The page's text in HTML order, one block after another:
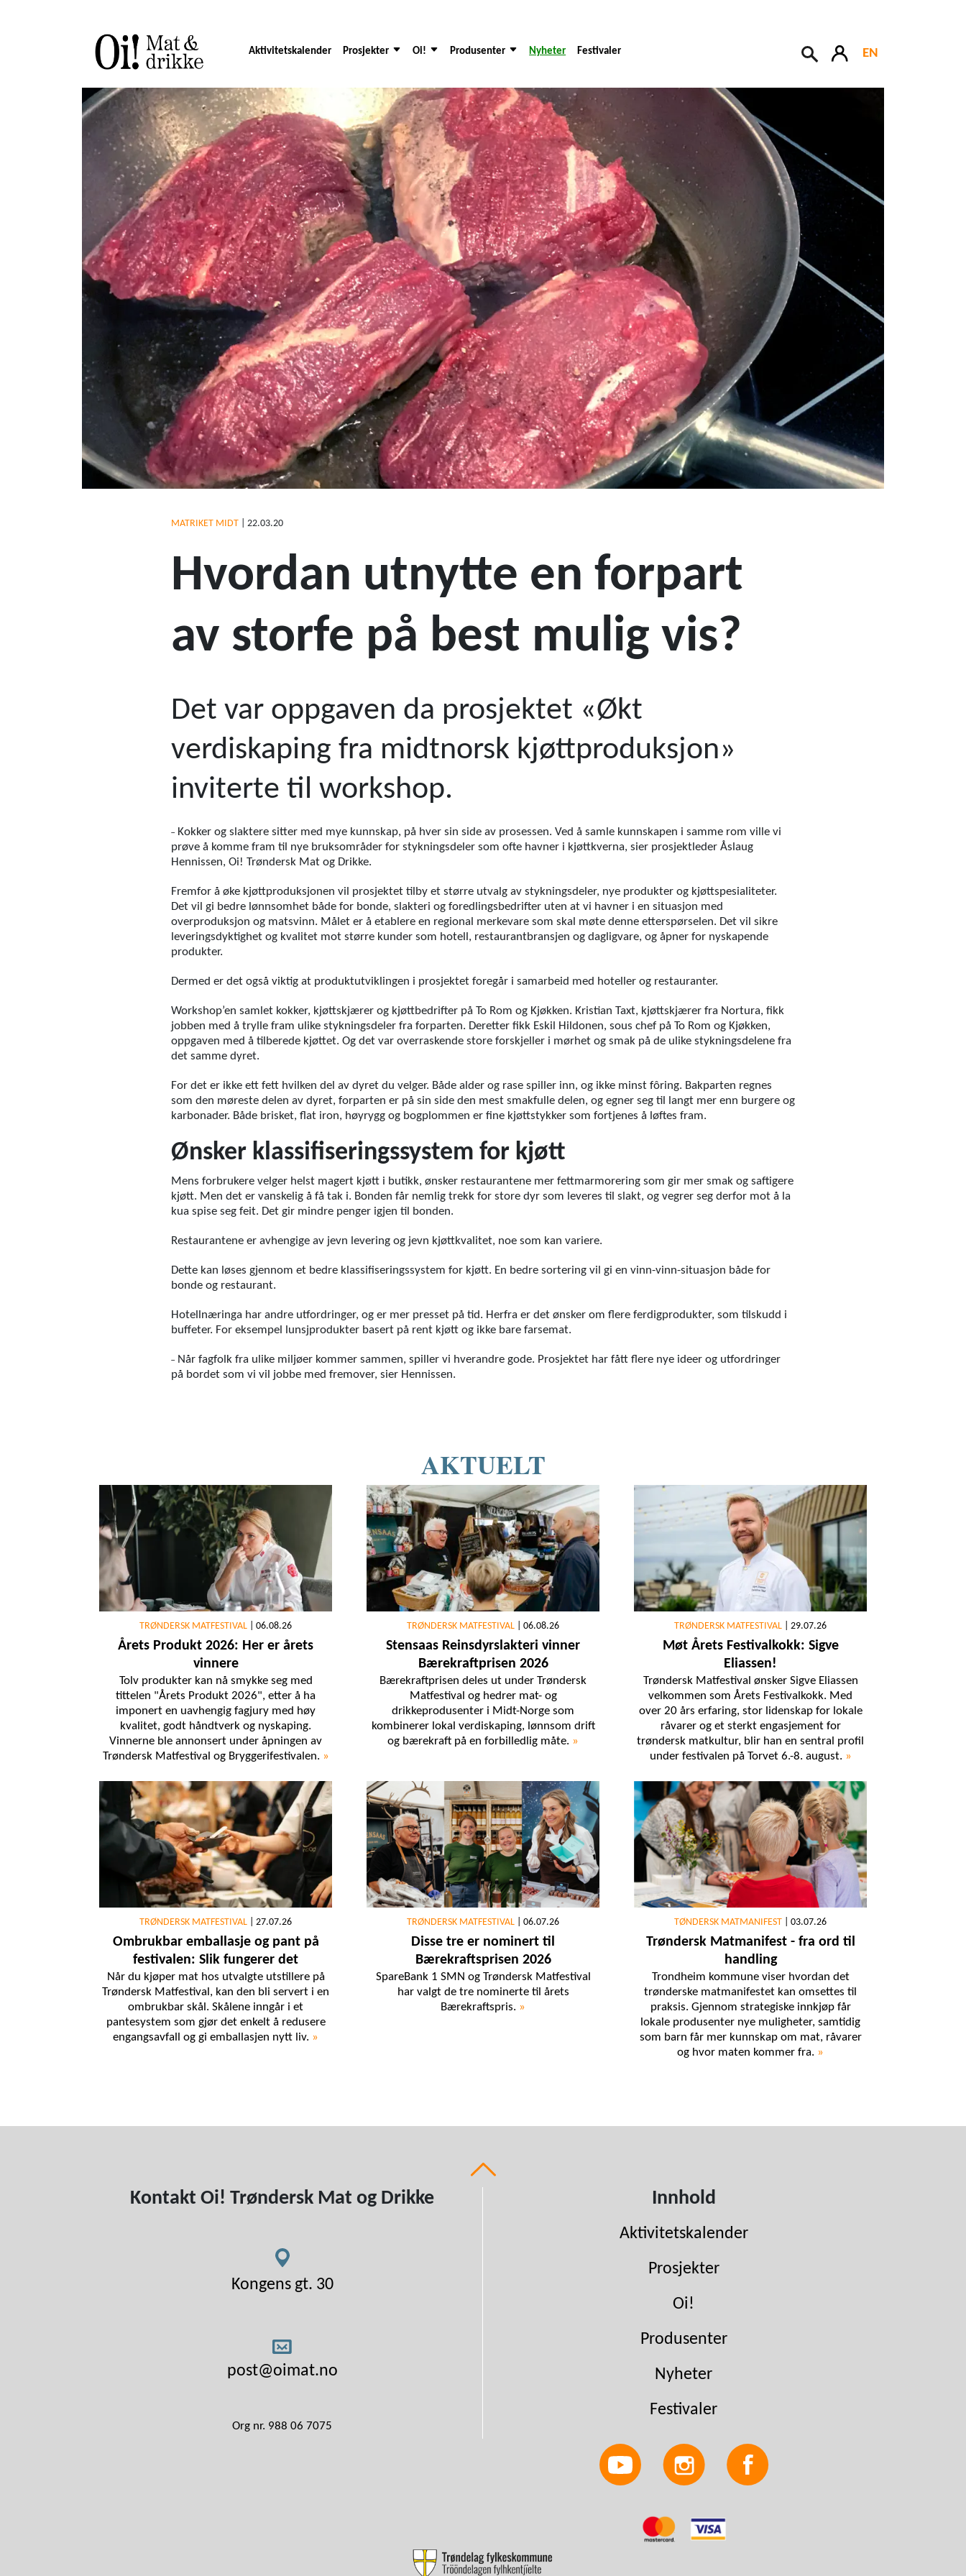
Aktivitetskalender Prosjekter Oi! Produsenter Nyheter Festivaler Søk EN
MATRIKET MIDT| 22.03.20
Hvordan utnytte en forpart
av storfe på best mulig vis?
Det var oppgaven da prosjektet «Økt
verdiskaping fra midtnorsk kjøttproduksjon»
inviterte til workshop.
˗ Kokker og slaktere sitter med mye kunnskap, på hver sin side av prosessen. Ved å samle kunnskapen i samme rom ville vi
prøve å komme fram til nye bruksområder for stykningsdeler som ofte havner i kjøttkverna, sier prosjektleder Åslaug
Hennissen, Oi! Trøndersk Mat og Drikke.
Fremfor å øke kjøttproduksjonen vil prosjektet tilby et større utvalg av stykningsdeler, nye produkter og kjøttspesialiteter.
Det vil gi bedre lønnsomhet både for bonde, slakteri og foredlingsbedrifter uten at vi havner i en situasjon med
overproduksjon og matsvinn. Målet er å etablere en regional merkevare som skal møte denne etterspørselen. Det vil sikre
leveringsdyktighet og kvalitet mot større kunder som hotell, restaurantbransjen og dagligvare, og åpner for nyskapende
produkter.
Dermed er det også viktig at produktutviklingen i prosjektet foregår i samarbeid med hoteller og restauranter.
Workshop’en samlet kokker, kjøttskjærer og kjøttbedrifter på To Rom og Kjøkken. Kristian Taxt, kjøttskjærer fra Nortura, fikk
jobben med å trylle fram ulike stykningsdeler fra forparten. Deretter fikk Eskil Hildonen, sous chef på To Rom og Kjøkken,
oppgaven med å tilberede kjøttet. Og det var overraskende store forskjeller i mørhet og smak på de ulike stykningsdelene fra
det samme dyret.
For det er ikke ett fett hvilken del av dyret du velger. Både alder og rase spiller inn, og ikke minst fôring. Bakparten regnes
som den møreste delen av dyret, forparten er på sin side den mest smakfulle delen, og egner seg til langt mer enn burgere og
karbonader. Både brisket, flat iron, høyrygg og bogplommen er fine kjøttstykker som fortjenes å løftes fram.
Ønsker klassifiseringssystem for kjøtt
Mens forbrukere velger helst magert kjøtt i butikk, ønsker restaurantene mer fettmarmorering som gir mer smak og saftigere
kjøtt. Men det er vanskelig å få tak i. Bonden får nemlig trekk for store dyr som leveres til slakt, og vegrer seg derfor mot å la
kua spise seg feit. Det gir mindre penger igjen til bonden.
Restaurantene er avhengige av jevn levering og jevn kjøttkvalitet, noe som kan variere.
Dette kan løses gjennom et bedre klassifiseringssystem for kjøtt. En bedre sortering vil gi en vinn-vinn-situasjon både for
bonde og restaurant.
Hotellnæringa har andre utfordringer, og er mer presset på tid. Herfra er det ønsker om flere ferdigprodukter, som tilskudd i
buffeter. For eksempel lunsjprodukter basert på rent kjøtt og ikke bare farsemat.
˗ Når fagfolk fra ulike miljøer kommer sammen, spiller vi hverandre gode. Prosjektet har fått flere nye ideer og utfordringer
på bordet som vi vil jobbe med fremover, sier Hennissen.
AKTUELT
TRØNDERSK MATFESTIVAL 06.08.26
Årets Produkt 2026: Her er årets
vinnere
Tolv produkter kan nå smykke seg med
tittelen "Årets Produkt 2026", etter å ha
imponert en uavhengig fagjury med høy
kvalitet, godt håndtverk og nyskaping.
Vinnerne ble annonsert under åpningen av
Trøndersk Matfestival og Bryggerifestivalen. »
TRØNDERSK MATFESTIVAL 06.08.26
Stensaas Reinsdyrslakteri vinner
Bærekraftprisen 2026
Bærekraftprisen deles ut under Trøndersk
Matfestival og hedrer mat- og
drikkeprodusenter i Midt-Norge som
kombinerer lokal verdiskaping, lønnsom drift
og bærekraft på en forbilledlig måte. »
TRØNDERSK MATFESTIVAL 29.07.26
Møt Årets Festivalkokk: Sigve
Eliassen!
Trøndersk Matfestival ønsker Sigve Eliassen
velkommen som Årets Festivalkokk. Med
over 20 års erfaring, stor lidenskap for lokale
råvarer og et sterkt engasjement for
trøndersk matkultur, blir han en sentral profil
under festivalen på Torvet 6.-8. august. »
TRØNDERSK MATFESTIVAL 27.07.26
Ombrukbar emballasje og pant på
festivalen: Slik fungerer det
Når du kjøper mat hos utvalgte utstillere på
Trøndersk Matfestival, kan den bli servert i en
ombrukbar skål. Skålene inngår i et
pantesystem som gjør det enkelt å redusere
engangsavfall og gi emballasjen nytt liv. »
TRØNDERSK MATFESTIVAL 06.07.26
Disse tre er nominert til
Bærekraftsprisen 2026
SpareBank 1 SMN og Trøndersk Matfestival
har valgt de tre nominerte til årets
Bærekraftspris. »
TØNDERSK MATMANIFEST 03.07.26
Trøndersk Matmanifest - fra ord til
handling
Trondheim kommune viser hvordan det
trønderske matmanifestet kan omsettes til
praksis. Gjennom strategiske innkjøp får
lokale produsenter nye muligheter, samtidig
som barn får mer kunnskap om mat, råvarer
og hvor maten kommer fra. »
Kontakt Oi! Trøndersk Mat og Drikke
Kongens gt. 30
post@oimat.no
Org nr. 988 06 7075
Innhold
Aktivitetskalender
Prosjekter
Oi!
Produsenter
Nyheter
Festivaler